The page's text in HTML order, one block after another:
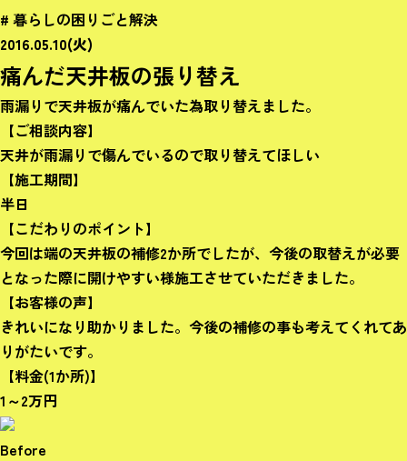
# 暮らしの困りごと解決
2016.05.10(火)
痛んだ天井板の張り替え
雨漏りで天井板が痛んでいた為取り替えました。
【ご相談内容】
天井が雨漏りで傷んでいるので取り替えてほしい
【施工期間】
半日
【こだわりのポイント】
今回は端の天井板の補修2か所でしたが、今後の取替えが必要
となった際に開けやすい様施工させていただきました。
【お客様の声】
きれいになり助かりました。今後の補修の事も考えてくれてあ
りがたいです。
【料金(1か所)】
1～2万円
Before